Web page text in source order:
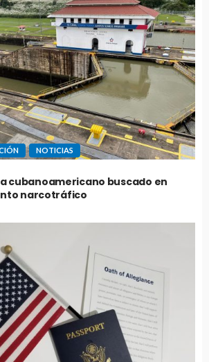
NOTICIAS
cubanoamericano buscado en
narcotráfico